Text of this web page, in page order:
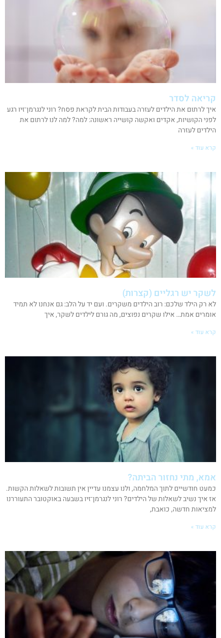
קריאה לסדר
איך לרתום את הילדים לעזרה בעבודות הבית לקראת פסח? רוני לנגרמן־זיו רגע
לפני הקושיות, אקדים ואקשה קושייה ראשונה: למה? למה לנו לרתום את
הילדים לעזרה
קרא עוד »
לשקר יש רגליים (קצרות)
לא רק הילד שלכם: רוב הילדים משקרים. ועם יד על הלב: גם אנחנו לא תמיד
אומרים אמת… אילו שקרים נפוצים, מה גורם לילדים לשקר, איך
קרא עוד »
אמא, מתי נחזור הביתה?
כמעט חודשיים לתוך המלחמה, ולנו עצמנו עדיין אין תשובות לשאלות הקשות.
אז איך נשיב לשאלות של הילדים? רוני לנגרמן־זיו בשבעה באוקטובר התעוררנו
למציאות חדשה, כואבת,
קרא עוד »